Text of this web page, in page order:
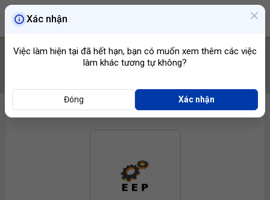
Xác nhận
Việc làm hiện tại đã hết hạn, bạn có muốn xem thêm các việc
làm khác tương tự không?
Đóng Xác nhận